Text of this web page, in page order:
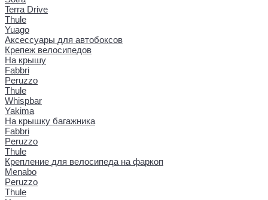
Terra Drive
Thule
Yuago
Аксессуары для автобоксов
Крепеж велосипедов
На крышу
Fabbri
Peruzzo
Thule
Whispbar
Yakima
На крышку багажника
Fabbri
Peruzzo
Thule
Крепление для велосипеда на фаркоп
Menabo
Peruzzo
Thule